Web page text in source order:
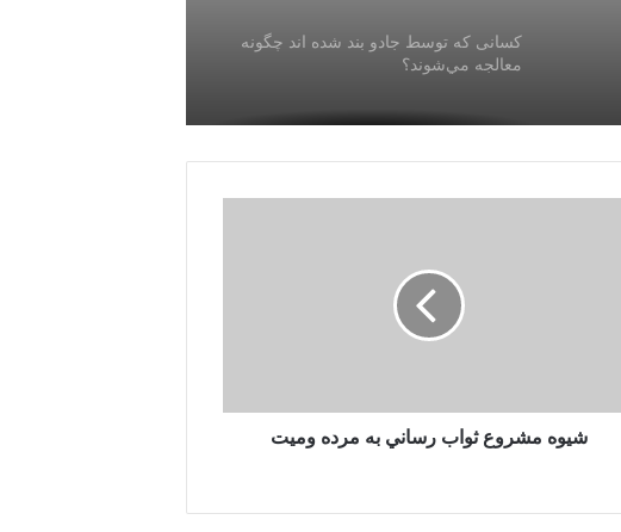
كسانی كه توسط جادو بند شده اند چگونه
معالجه مي‌شوند؟
عملكرد مخالف شريعت است
در حالت جنابت گوسفند را ذبح كرده آيا
خوابيدن بر روي شكم مكروه است
شيوه مشروع ثواب رساني به مرده وميت